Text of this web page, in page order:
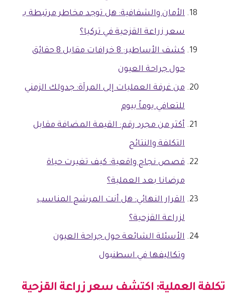
الأمان والشفافية: هل توجد مخاطر مرتبطة بـ
سعر زراعة القزحية في تركيا؟
كشف الأساطير: 8 خرافات مقابل 8 حقائق
حول جراحة العيون
من غرفة العمليات إلى المرآة: جدولك الزمني
للتعافي يوماً بيوم
أكثر من مجرد رقم: القيمة المضافة مقابل
التكلفة والنتائج
قصص نجاح واقعية: كيف تغيرت حياة
مرضانا بعد العملية؟
القرار النهائي: هل أنت المرشح المناسب
لزراعة القزحية؟
الأسئلة الشائعة حول جراحة العيون
وتكاليفها في اسطنبول
تكلفة العملية: اكتشف سعر زراعة القزحية